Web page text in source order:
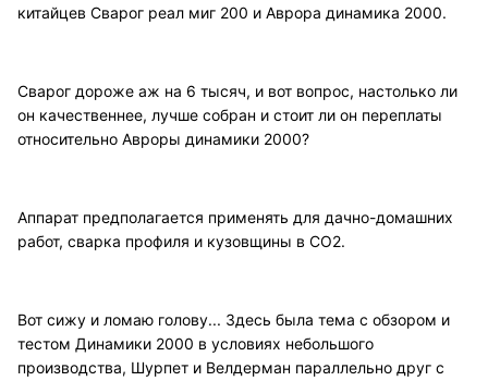
китайцев Сварог реал миг 200 и Аврора динамика 2000.
Сварог дороже аж на 6 тысяч, и вот вопрос, настолько ли
он качественнее, лучше собран и стоит ли он переплаты
относительно Авроры динамики 2000?
Аппарат предполагается применять для дачно-домашних
работ, сварка профиля и кузовщины в СО2.
Вот сижу и ломаю голову... Здесь была тема с обзором и
тестом Динамики 2000 в условиях небольшого
производства, Шурпет и Велдерман параллельно друг с